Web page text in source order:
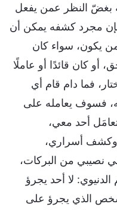
بغضّ النظر عمن يفعل
مجرد كشفه يمكن أن
من يكون، سواء كان
أو كان قائدًا أو عاملًا
فما دام قام أي
فسوف يعامله على
أحد معي،
وكشف أسراري،
نصيبي من البركات،
الدنيوي: لا أحد يجرؤ
الذي يجرؤ على